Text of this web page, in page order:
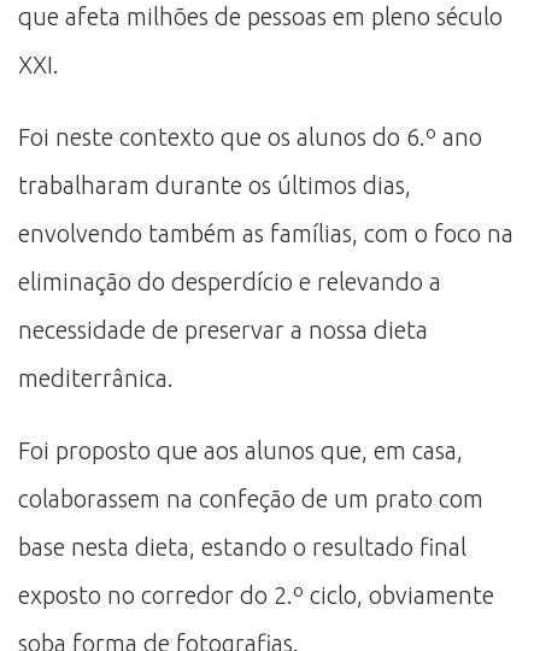
que afeta milhões de pessoas em pleno século
XXI.
Foi neste contexto que os alunos do 6.º ano
trabalharam durante os últimos dias,
envolvendo também as famílias, com o foco na
eliminação do desperdício e relevando a
necessidade de preservar a nossa dieta
mediterrânica.
Foi proposto que aos alunos que, em casa,
colaborassem na confeção de um prato com
base nesta dieta, estando o resultado final
exposto no corredor do 2.º ciclo, obviamente
soba forma de fotografias.